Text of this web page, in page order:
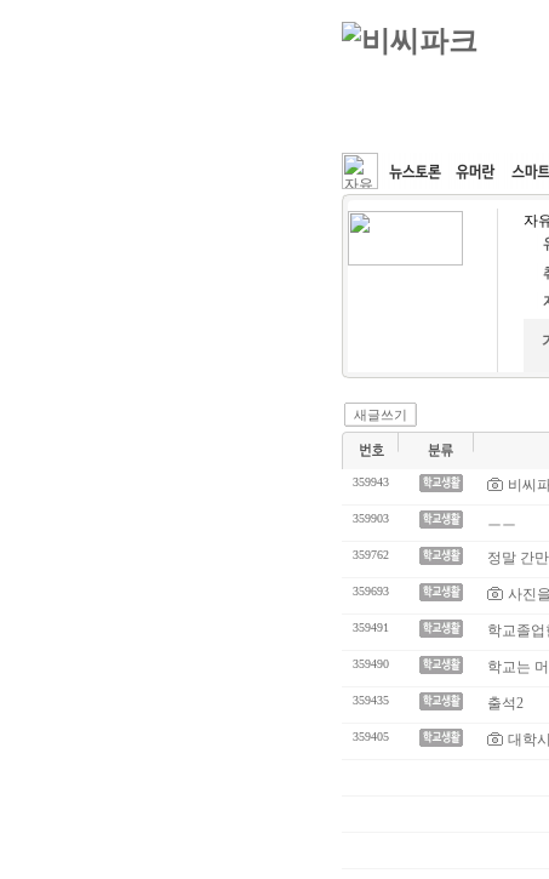
커뮤니티 속도패치
자
새글쓰기
359943 비씨
359903 ㅡㅡ
359762 정말 간
359693 사진
359491 학교졸업
359490 학교는
359435 출석2
359405 대학